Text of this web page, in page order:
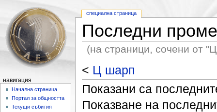
Последни
(на страници, сочени от
< Ц шарп
Показани са
Показване на
специална страница
навигация
Начална страница
Портал за общността
Текущи събития